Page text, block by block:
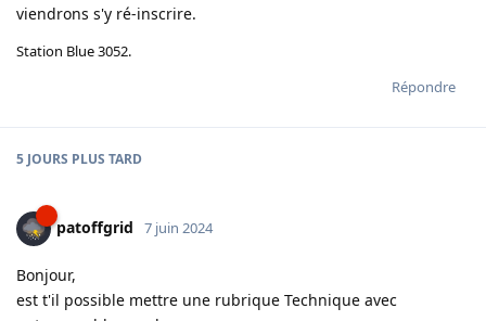
viendrons s'y ré-inscrire.
Station Blue 3052.
Répondre
5 JOURS PLUS TARD
patoffgrid 7 juin 2024
Bonjour,
est t'il possible mettre une rubrique Technique avec